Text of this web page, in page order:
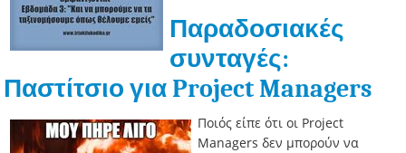
Παραδοσιακές
συνταγές:
Παστίτσιο για Project Managers
Ποιός είπε ότι οι Project
Managers δεν μπορούν να